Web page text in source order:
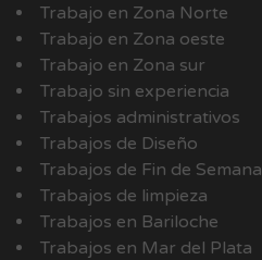
Trabajo en Zona Norte
Trabajo en Zona oeste
Trabajo en Zona sur
Trabajo sin experiencia
Trabajos administrativos
Trabajos de Diseño
Trabajos de Fin de Semana
Trabajos de limpieza
Trabajos en Bariloche
Trabajos en Mar del Plata